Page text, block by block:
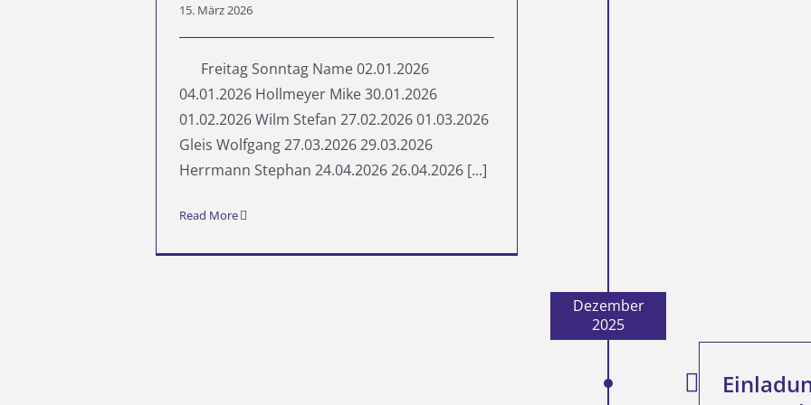
15. März 2026
Freitag Sonntag Name 02.01.2026
04.01.2026 Hollmeyer Mike 30.01.2026
01.02.2026 Wilm Stefan 27.02.2026 01.03.2026
Gleis Wolfgang 27.03.2026 29.03.2026
Herrmann Stephan 24.04.2026 26.04.2026 [...]
Read More
Dezember
2025